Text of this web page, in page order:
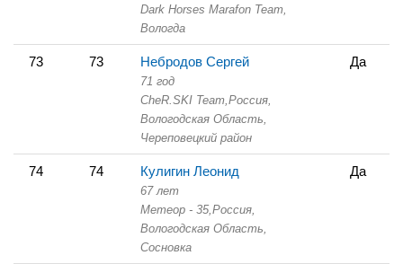
Dark Horses Marafon Team,
Вологда
73 73 Небродов Сергей
71 год
CheR.SKI Team, Россия,
Вологодская Область,
Череповецкий район
Да
74 74 Кулигин Леонид
67 лет
Метеор - 35, Россия,
Вологодская Область,
Сосновка
Да